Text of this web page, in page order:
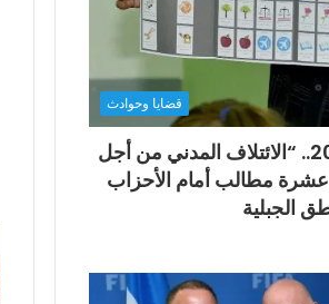
قضايا وحوادث
انتخابات 2026.. “الائتلاف المدني من أجل
عشرة مطالب أمام الأحزاب
الجبلية